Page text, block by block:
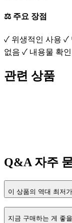
⚖️ 주요 장점
✓ 위생적인 사용 ✓
없음 ✓ 내용물 확인
관련 상품
Q&A 자주
이 상품의 역대 최저
지금 구매하는 게 좋